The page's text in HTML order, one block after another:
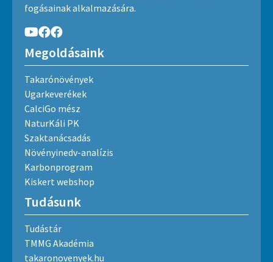
fogásainak alkalmazására.
Megoldásaink
Takarónövények
Ugarkeverékek
CalciGo mész
NaturKáli PK
Szaktanácsadás
Növényinedv-analízis
Karbonprogram
Kiskert webshop
Tudásunk
Tudástár
TMMG Akadémia
takaronovenyek.hu